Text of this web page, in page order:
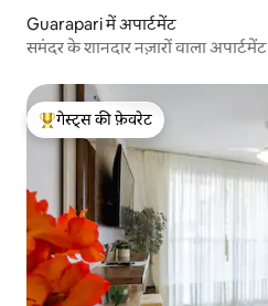
Guarapari में अपार्टमेंट
समंदर के शानदार नज़ारों वाला अपार्टमेंट
गेस्ट्स का टॉप फ़ेवरेट
गेस्ट्स की फ़ेवरेट